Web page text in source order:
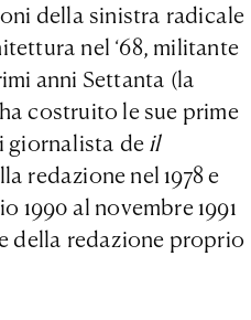
della sinistra radicale
nel ‘68, militante
anni Settanta (la
costruito le sue prime
giornalista de il
redazione nel 1978 e
al novembre 1991
della redazione proprio